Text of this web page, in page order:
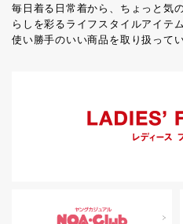
毎日着る日常着から、ちょっと気
らしを彩るライフスタイルアイテム
使い勝手のいい商品を取り扱ってい